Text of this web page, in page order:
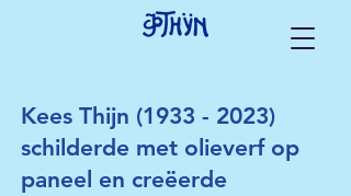
Kees Thijn (1933 - 2023)
schilderde met olieverf op
paneel en creëerde